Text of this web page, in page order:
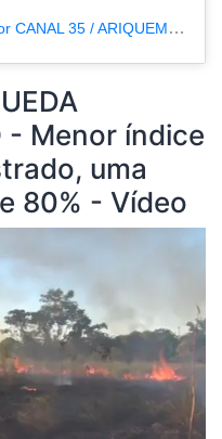
Uma publicação compartilhada por CANAL 35 / ARIQUEMES190 (@tvpcanal35)
- Menor índice
uma
80% - Vídeo